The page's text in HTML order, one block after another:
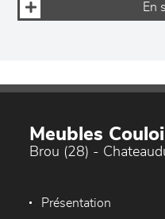
En
Meubles
Brou (28) -
Présentation